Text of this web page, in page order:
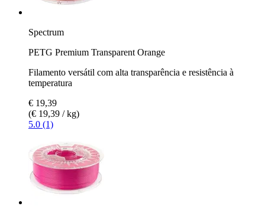
Spectrum
PETG Premium Transparent Orange
Filamento versátil com alta transparência e resistência à
temperatura
€ 19,39
(€ 19,39 / kg)
5.0 (1)